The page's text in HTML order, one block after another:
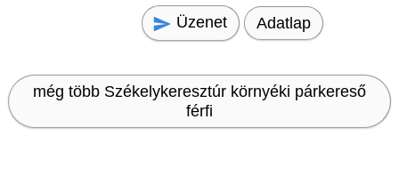
Üzenet Adatlap
még több Székelykeresztúr környéki párkereső
férfi